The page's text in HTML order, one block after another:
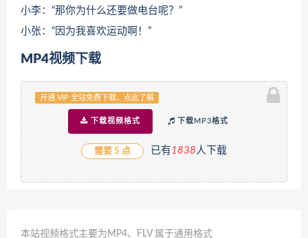
小李：“那你为什么还要做电台呢？”
小张：“因为我喜欢运动啊！”
MP4视频下载
开通 VIP 全站免费下载，点此了解
下载视频格式 下载MP3格式
需要 5 点 已有 1838人下载
本站视频格式主要为MP4、FLV 属于通用格式